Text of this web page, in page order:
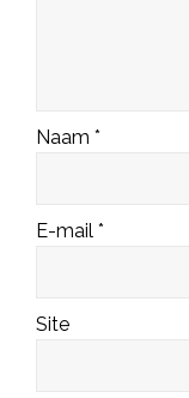
Naam *
E-mail *
Site